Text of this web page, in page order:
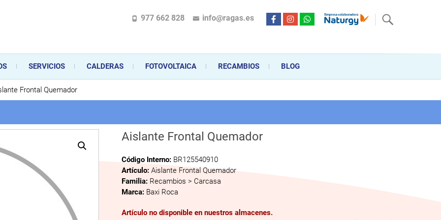
en la instalación, comercialización y mantenimiento de gas y electricidad desde hace más de 20 años . Acompañamos al cliente
aparatos de gas, climatización o electrodomésticos, desde el asesoramiento personalizado en la venta, montaje y reparación, hasta la
977 662 828 info@ragas.es
SERVICIOS CALDERAS FOTOVOLTAICA RECAMBIOS BLOG
Frontal Quemador
Aislante Frontal Quemador
Código Interno: BR125540910
Artículo:Aislante Frontal Quemador
Familia: Recambios > Carcasa
Marca: Baxi Roca
Artículo no disponible en nuestros almacenes.